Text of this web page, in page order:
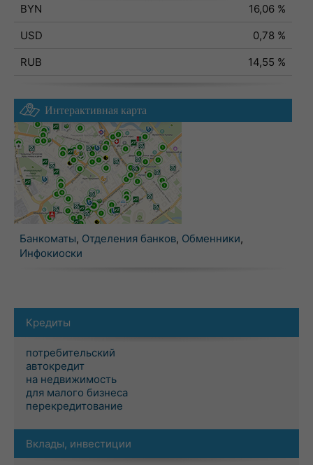
BYN
16,06 %
USD
0,78 %
RUB
14,55 %
Интерактивная карта
Банкоматы, Отделения банков, Обменники,
Инфокиоски
Кредиты
потребительский
автокредит
на недвижимость
для малого бизнеса
перекредитование
Вклады, инвестиции